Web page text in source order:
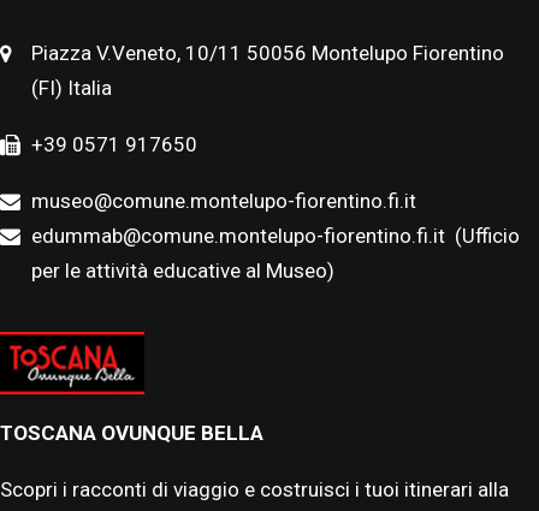
Piazza V.Veneto, 10/11 50056 Montelupo Fiorentino
(FI) Italia
+39 0571 917650
museo@comune.montelupo-fiorentino.fi.it
edummab@comune.montelupo-fiorentino.fi.it (Ufficio
per le attività educative al Museo)
TOSCANA OVUNQUE BELLA
Scopri i racconti di viaggio e costruisci i tuoi itinerari alla